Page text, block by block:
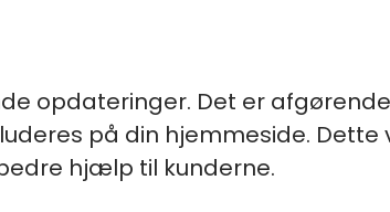
opdateringer. Det er
på din hjemmeside. Dette
hjælp til kunderne.